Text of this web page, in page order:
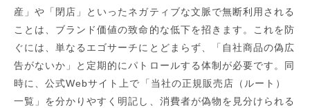
産」や「閉店」といったネガティブな文脈で無断利用される
ことは、ブランド価値の致命的な低下を招きます。これを防
ぐには、単なるエゴサーチにとどまらず、「自社商品の偽広
告がないか」と定期的にパトロールする体制が必要です。同
時に、公式Webサイト上で「当社の正規販売店（ルート）
一覧」を分かりやすく明記し、消費者が偽物を見分けられる